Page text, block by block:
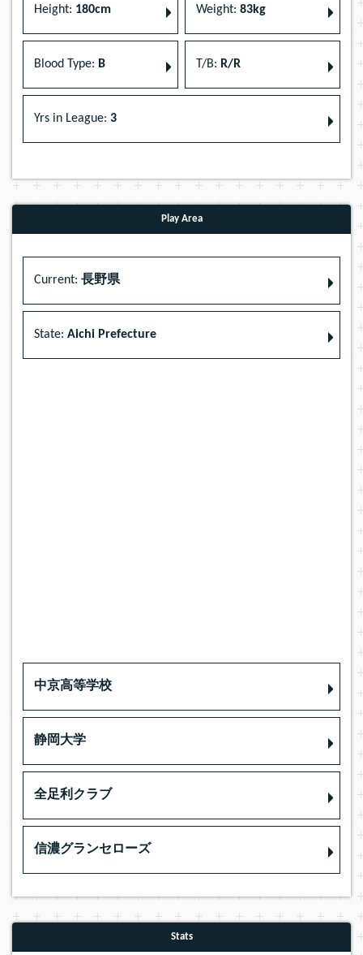
Height: 180cm Weight: 83kg
Blood Type: B T/B: R/R
Yrs in League: 3
Play Area
Current: 長野県
State: Aichi Prefecture
中京高等学校
静岡大学
全足利クラブ
信濃グランセローズ
Stats